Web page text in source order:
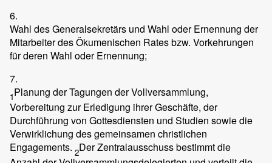
6.
Wahl des Generalsekretärs und Wahl oder Ernennung der
Mitarbeiter des Ökumenischen Rates bzw. Vorkehrungen
für deren Wahl oder Ernennung;
7.
1Planung der Tagungen der Vollversammlung,
Vorbereitung zur Erledigung ihrer Geschäfte, der
Durchführung von Gottesdiensten und Studien sowie die
Verwirklichung des gemeinsamen christlichen
Engagements. 2Der Zentralausschuss bestimmt die